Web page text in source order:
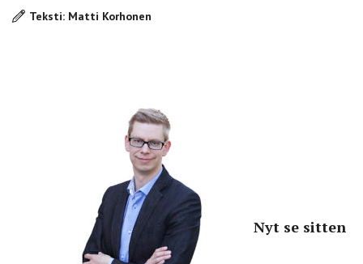
Teksti: Matti Korhonen
Nyt se sitten